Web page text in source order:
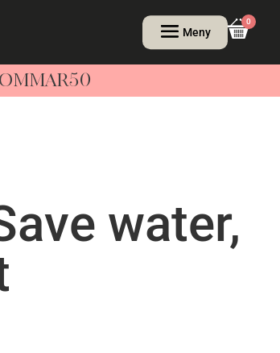
0
water,